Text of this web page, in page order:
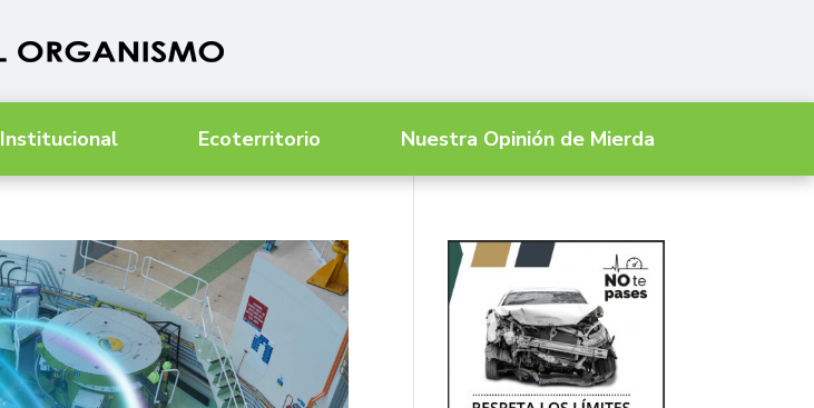
Institucional Ecoterritorio Nuestra Opinión de Mierda